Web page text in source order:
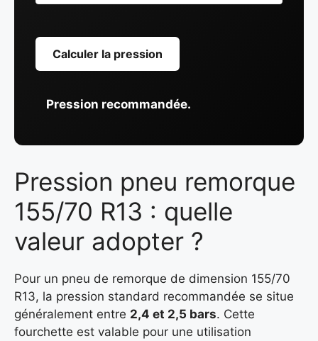
Calculer la pression
Pression recommandée.
Pression pneu remorque
155/70 R13 : quelle
valeur adopter ?
Pour un pneu de remorque de dimension 155/70
R13, la pression standard recommandée se situe
généralement entre 2,4 et 2,5 bars. Cette
fourchette est valable pour une utilisation